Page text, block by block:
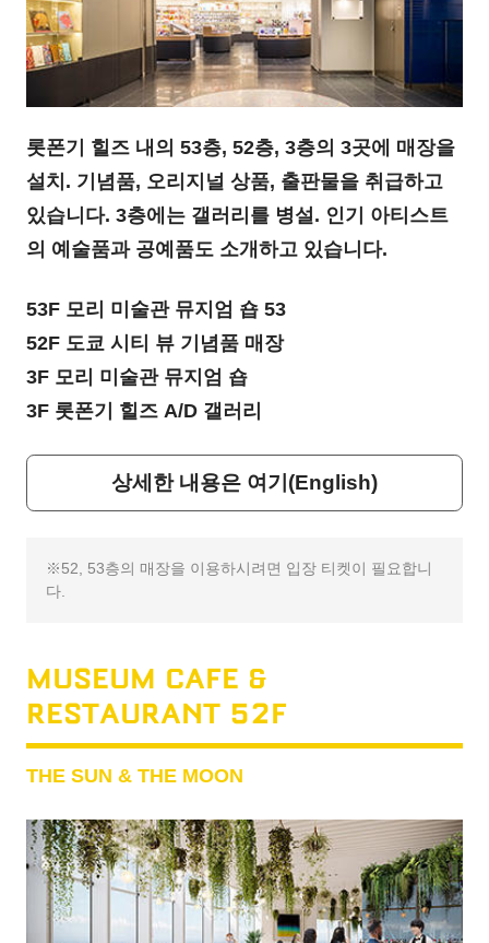
롯폰기 힐즈 내의 53층, 52층, 3층의 3곳에 매장을
설치. 기념품, 오리지널 상품, 출판물을 취급하고
있습니다. 3층에는 갤러리를 병설. 인기 아티스트
의 예술품과 공예품도 소개하고 있습니다.
53F 모리 미술관 뮤지엄 숍 53
52F 도쿄 시티 뷰 기념품 매장
3F 모리 미술관 뮤지엄 숍
3F 롯폰기 힐즈 A/D 갤러리
상세한 내용은 여기(English)
52, 53층의 매장을 이용하시려면 입장 티켓이 필요합니
다.
MUSEUM CAFE &
RESTAURANT 52F
THE SUN & THE MOON